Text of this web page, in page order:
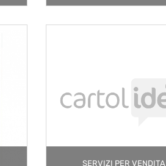
SERVIZI PER VENDITA